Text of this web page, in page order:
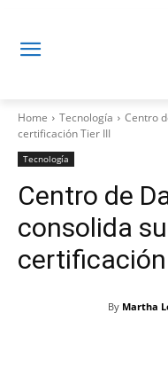
Home Tecnología
Centro
certificación Tier III
Tecnología
Centro de
consolida
certificación
By Martha